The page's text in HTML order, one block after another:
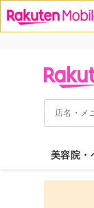
美容院・